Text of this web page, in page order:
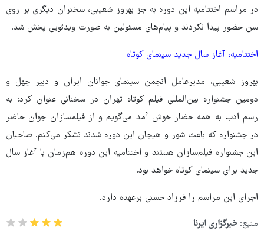
در مراسم اختتامیه این دوره به جز بهروز شعیبی، سخنران دیگری بر روی
سن حضور پیدا نکردند و پیام‌های مسئولین به صورت ویدئویی پخش شد.
اختتامیه، آغاز سال جدید سینمای کوتاه
بهروز شعیبی، مدیرعامل انجمن سینمای جوانان ایران و دبیر چهل و
دومین جشنواره بین‌المللی فیلم کوتاه تهران در سخنانی عنوان کرد: به
رسم ادب به همه حضار خوش آمد می‌گویم و از فیلمسازان جوان حاضر
در جشنواره که باعث شور و هیجان این دوره شدند تشکر می‌کنم. صاحبان
این جشنواره فیلم‌سازان هستند و اختتامیه این دوره هم‌زمان با آغاز سال
جدید برای سینمای کوتاه خواهد بود.
اجرای این مراسم را فرزاد حسنی برعهده دارد.
منبع: خبرگزاری ایرنا